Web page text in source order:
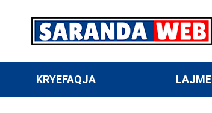
KRYEFAQJA LAJME